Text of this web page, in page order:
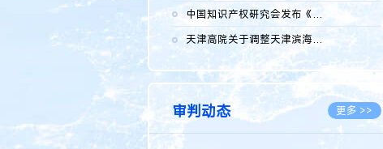
中国知识产权研究会发布《2025年度中国企业海外知识产权纠纷调查...
2026.08.07
天津高院关于调整天津滨海高新技术产业开发区华苑科技园一审普通...
2026.08.07
审判动态 更多 >>